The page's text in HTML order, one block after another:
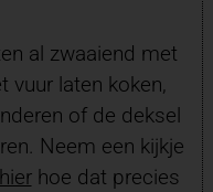
al zwaaiend met
vuur laten koken,
of de deksel
Neem een kijkje
hoe dat precies